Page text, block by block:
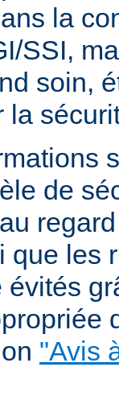
la
SSI,
soin,
la
de
que les
"Avis